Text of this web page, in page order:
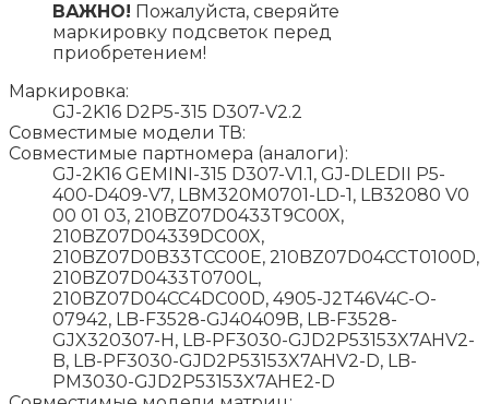
ВАЖНО! Пожалуйста, сверяйте
маркировку подсветок перед
приобретением!
Маркировка:
GJ-2K16 D2P5-315 D307-V2.2
Совместимые модели ТВ:
Совместимые партномера (аналоги):
GJ-2K16 GEMINI-315 D307-V1.1, GJ-DLEDII P5-
400-D409-V7, LBM320M0701-LD-1, LB32080 V0
00 01 03, 210BZ07D0433T9C00X,
210BZ07D04339DC00X,
210BZ07D0B33TCC00E, 210BZ07D04CCT0100D,
210BZ07D0433T0700L,
210BZ07D04CC4DC00D, 4905-J2T46V4C-O-
07942, LB-F3528-GJ40409B, LB-F3528-
GJX320307-H, LB-PF3030-GJD2P53153X7AHV2-
B, LB-PF3030-GJD2P53153X7AHV2-D, LB-
PM3030-GJD2P53153X7AHE2-D